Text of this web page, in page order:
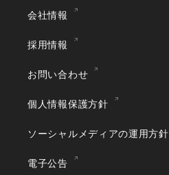
会社情報
採用情報
お問い合わせ
個人情報保護方針
ソーシャルメディアの運用方針
電子公告